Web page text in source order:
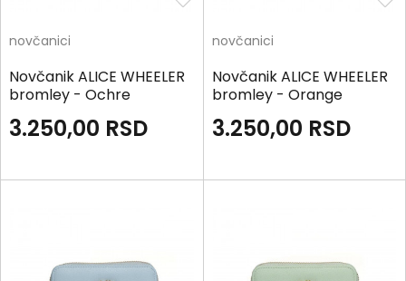
novčanici
Novčanik ALICE WHEELER
bromley - Ochre
3.250,00 RSD
novčanici
Novčanik ALICE WHEELER
bromley - Orange
3.250,00 RSD